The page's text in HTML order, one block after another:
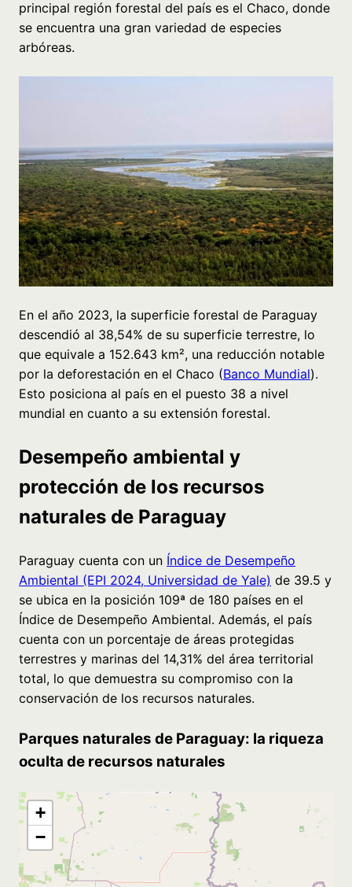
principal región forestal del país es el Chaco, donde
se encuentra una gran variedad de especies
arbóreas.
En el año 2023, la superficie forestal de Paraguay
descendió al 38,54% de su superficie terrestre, lo
que equivale a 152.643 km², una reducción notable
por la deforestación en el Chaco (Banco Mundial).
Esto posiciona al país en el puesto 38 a nivel
mundial en cuanto a su extensión forestal.
Desempeño ambiental y
protección de los recursos
naturales de Paraguay
Paraguay cuenta con un Índice de Desempeño
Ambiental (EPI 2024, Universidad de Yale) de 39.5 y
se ubica en la posición 109ª de 180 países en el
Índice de Desempeño Ambiental. Además, el país
cuenta con un porcentaje de áreas protegidas
terrestres y marinas del 14,31% del área territorial
total, lo que demuestra su compromiso con la
conservación de los recursos naturales.
Parques naturales de Paraguay: la riqueza
oculta de recursos naturales